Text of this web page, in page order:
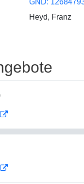
GND:
Heyd, Franz